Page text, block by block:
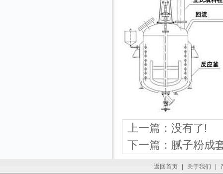
上一篇：没有了!
下一篇： 腻子粉成
返回首页 关于我们